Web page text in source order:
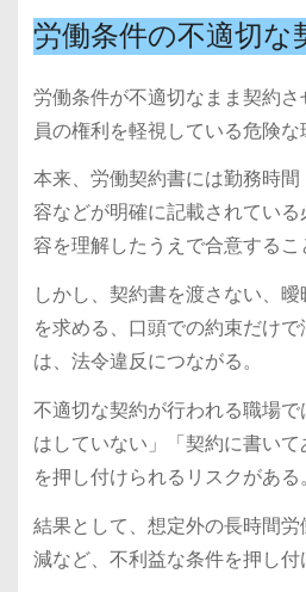
労働条件の不適切な
労働条件が不適切なまま契約
員の権利を軽視している危険な
本来、労働契約書には勤務時
容などが明確に記載されてい
容を理解したうえで合意するこ
しかし、契約書を渡さない、
を求める、口頭での約束だけ
は、法令違反につながる。
不適切な契約が行われる職場
はしていない」「契約に書い
を押し付けられるリスクがある。
結果として、想定外の長時間
減など、不利益な条件を押し付